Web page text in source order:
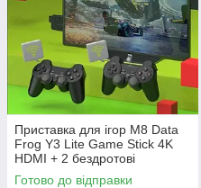
Приставка для ігор M8 Data
Frog Y3 Lite Game Stick 4K
HDMI + 2 бездротові
геймпада (64 ГБ)
Готово до відправки